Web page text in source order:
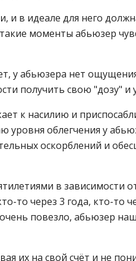
и в идеале для него
моменты абьюзер
у абьюзера нет
получить свою "дозу" и
к насилию и
облегчения у
оскорблений и
в зависимости
то через 3 года, кто-то
повезло, абьюзер
их на свой счёт и не